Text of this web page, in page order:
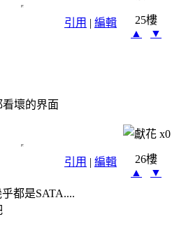
引用 | 編輯
25樓
▲
▼
壞的界面
x0
引用 | 編輯
26樓
▲
▼
都是SATA....